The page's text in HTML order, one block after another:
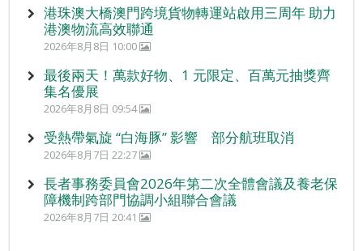
港珠澳大橋澳門跨境貨物轉運站啟用三周年 助力
港澳物流高效聯通
2026年8月8日 10:00
最後兩天！萬款好物、1 元限定、百萬元抽獎齊
集名優展
2026年8月8日 09:54
受熱帶氣旋 “白海豚” 影響 部分航班取消
2026年8月7日 22:27
長者事務委員會2026年第二次全體會議及養老保
障機制跨部門協調小組聯合會議
2026年8月7日 20:41